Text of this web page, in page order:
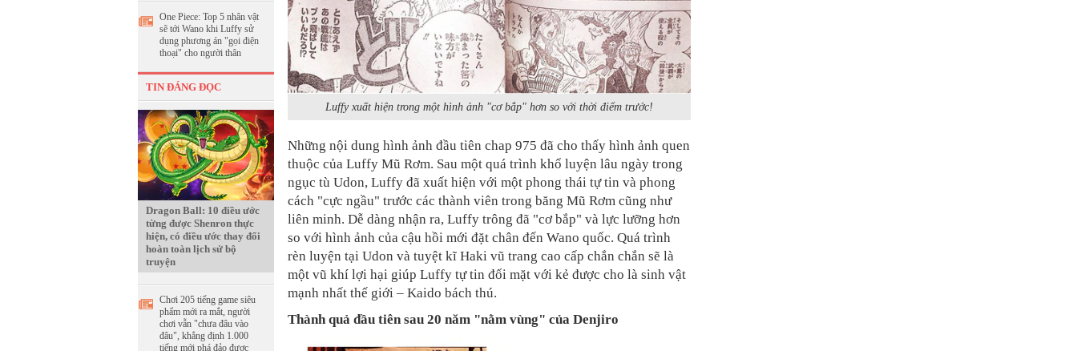
One Piece: Top 5 nhân vật
sẽ tới Wano khi Luffy sử
dụng phương án "gọi điện
thoại" cho người thân
TIN ĐÁNG ĐỌC
Dragon Ball: 10 điều ước
từng được Shenron thực
hiện, có điều ước thay đổi
hoàn toàn lịch sử bộ
truyện
Chơi 205 tiếng game siêu
phẩm mới ra mắt, người
chơi vẫn "chưa đâu vào
đâu", khẳng định 1.000
tiếng mới phá đảo được
Luffy xuất hiện trong một hình ảnh "cơ bắp" hơn so với thời điểm trước!
Những nội dung hình ảnh đầu tiên chap 975 đã cho thấy hình ảnh quen
thuộc của Luffy Mũ Rơm. Sau một quá trình khổ luyện lâu ngày trong
ngục tù Udon, Luffy đã xuất hiện với một phong thái tự tin và phong
cách "cực ngầu" trước các thành viên trong băng Mũ Rơm cũng như
liên minh. Dễ dàng nhận ra, Luffy trông đã "cơ bắp" và lực lưỡng hơn
so với hình ảnh của cậu hồi mới đặt chân đến Wano quốc. Quá trình
rèn luyện tại Udon và tuyệt kĩ Haki vũ trang cao cấp chắn chắn sẽ là
một vũ khí lợi hại giúp Luffy tự tin đối mặt với kẻ được cho là sinh vật
mạnh nhất thế giới – Kaido bách thú.
Thành quả đầu tiên sau 20 năm "nằm vùng" của Denjiro